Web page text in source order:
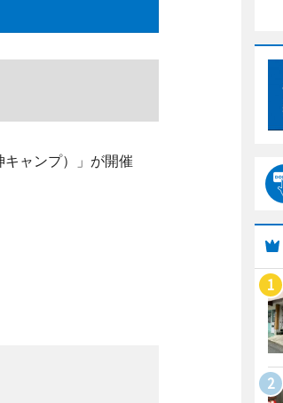
ャンプ）」が開催